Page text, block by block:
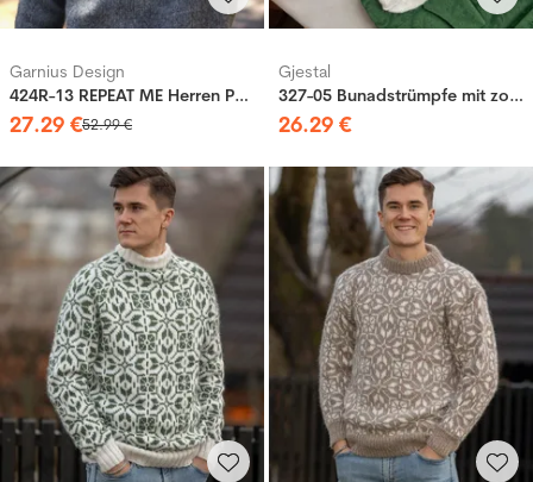
Garnius Design
424R-13 REPEAT ME Herren Pullover
27.29 €52.99€
Gjestal
327-05 Bunadstrümpfe mit zopfmuster
26.29 €